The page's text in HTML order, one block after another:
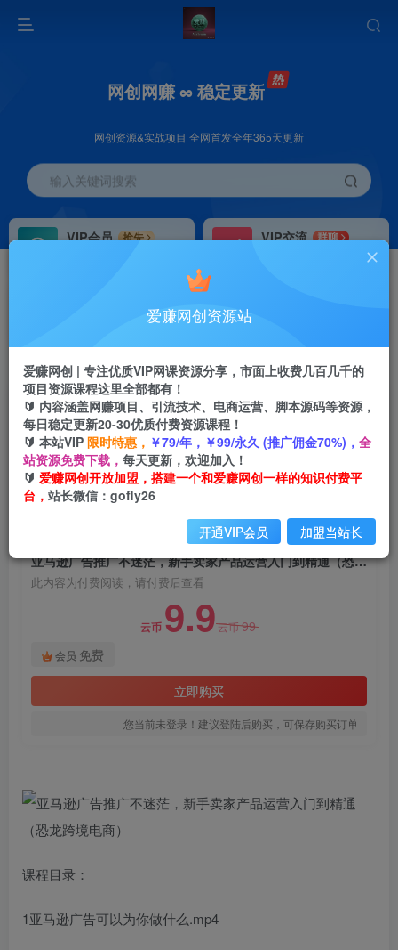
网创网赚 ∞ 稳定更新
网创资源&实战项目 全网首发全年365天更新
输入关键词搜索
VIP会员
抢先
VIP交流
群聊
研究探讨更多创业项目路子。
会员专属推广链接
首页 创业课程 会员免费 正文
亚马逊广告推广不迷茫，新手卖家产品运营入门到
精通（恐龙跨境电商）
爱赚网创
2年前发布
关注 私信
亚马逊广告推广不迷茫，新手卖家产品运营入门到精通（恐龙跨境电商）
此内容为付费阅读，请付费后查看
云币 9.9云币99
会员 免费
立即购买
您当前未登录！建议登陆后购买，可保存购买订单
课程目录：
1亚马逊广告可以为你做什么.mp4
爱赚网创资源站
爱赚网创 | 专注优质VIP网课资源分享，市面上收费几百几千的
项目资源课程这里全部都有！
🔰 内容涵盖网赚项目、引流技术、电商运营、脚本源码等资源，
每日稳定更新20-30优质付费资源课程！
🔰 本站VIP 限时特惠， ￥79/年，￥99/永久 (推广佣金70%)， 全
站资源免费下载， 每天更新，欢迎加入！
🔰 爱赚网创开放加盟，搭建一个和爱赚网创一样的知识付费平
台， 站长微信：gofly26
开通VIP会员 加盟当站长